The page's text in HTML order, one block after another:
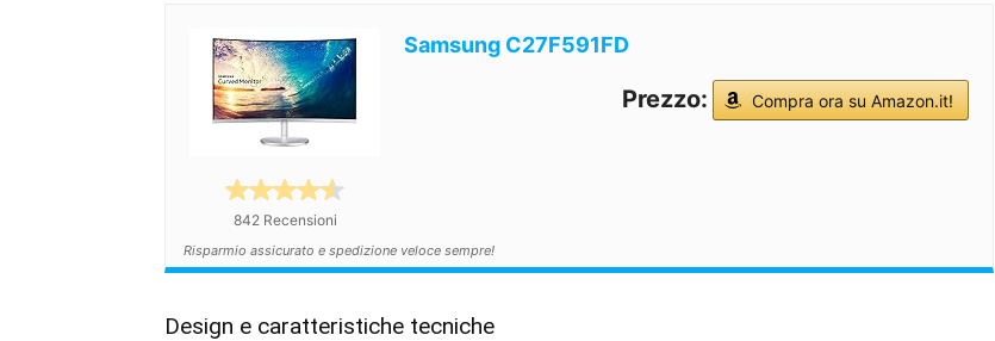
842 Recensioni
Samsung C27F591FD
Prezzo: Compra ora su Amazon.it!
Risparmio assicurato e spedizione veloce sempre!
Design e caratteristiche tecniche